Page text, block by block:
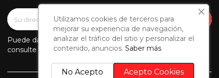
Puede darse de baja en cualquier momento. Para ello,
consulte nuestra información de contacto en el aviso legal.
Utilizamos cookies de terceros para
mejorar su experiencia de navegación,
analizar el tráfico del sitio y personalizar el
contenido, anuncios. Saber más
Acepto Cookies
No Acepto